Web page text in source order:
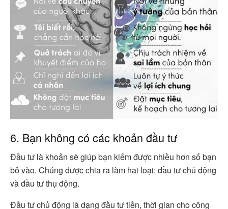
6. Bạn không có các khoản đầu tư
Đầu tư là khoản sẽ giúp bạn kiếm được nhiều hơn số bạn
bỏ vào. Chúng được chia ra làm hai loại: đầu tư chủ động
và đầu tư thụ động.
Đầu tư chủ động là dạng đầu tư tiền, thời gian cho công